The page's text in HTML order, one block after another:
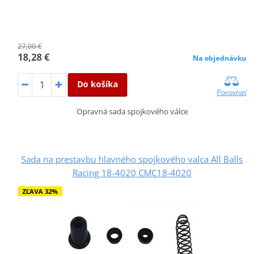
27,00 €
18,28 € Na objednávku
Do košíka
Porovnať
Opravná sada spojkového válce
Sada na prestavbu hlavného spojkového valca All Balls
Racing 18-4020 CMC18-4020
ZĽAVA 32%